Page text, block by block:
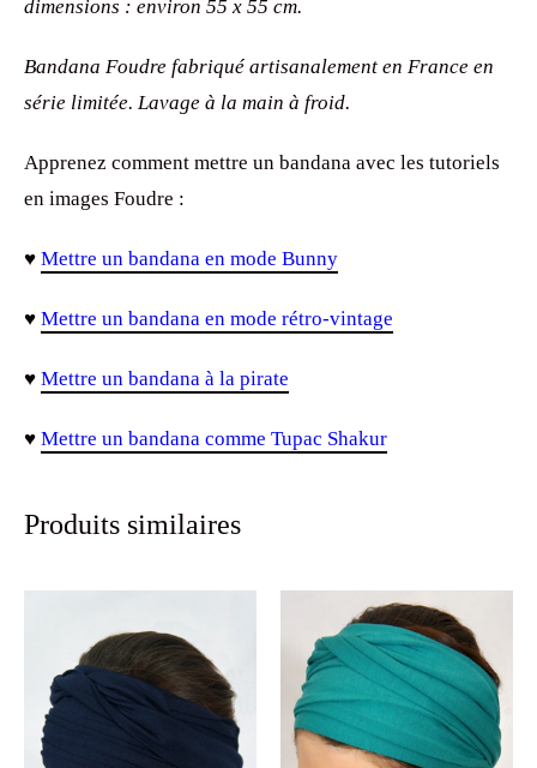
dimensions : environ 55 x 55 cm.
Bandana Foudre fabriqué artisanalement en France en
série limitée. Lavage à la main à froid.
Apprenez comment mettre un bandana avec les tutoriels
en images Foudre :
♥ Mettre un bandana en mode Bunny
♥ Mettre un bandana en mode rétro-vintage
♥ Mettre un bandana à la pirate
♥ Mettre un bandana comme Tupac Shakur
Produits similaires